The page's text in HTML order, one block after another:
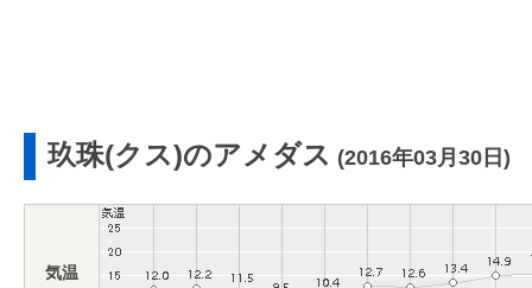
玖珠(クス)のアメダス (2016年03月30日)
気温